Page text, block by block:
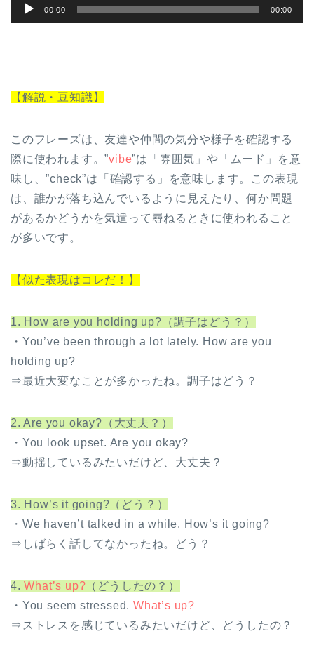
声
ヤ
00:00 00:00
【解説・豆知識】
このフレーズは、友達や仲間の気分や様子を確認する
際に使われます。”vibe”は「雰囲気」や「ムード」を意
味し、”check”は「確認する」を意味します。この表現
は、誰かが落ち込んでいるように見えたり、何か問題
があるかどうかを気遣って尋ねるときに使われること
が多いです。
【似た表現はコレだ！】
1. How are you holding up?（調子はどう？）
・You’ve been through a lot lately. How are you
holding up?
⇒最近大変なことが多かったね。調子はどう？
2. Are you okay?（大丈夫？）
・You look upset. Are you okay?
⇒動揺しているみたいだけど、大丈夫？
3. How’s it going?（どう？）
・We haven’t talked in a while. How’s it going?
⇒しばらく話してなかったね。どう？
4.What’s up? （どうしたの？）
・You seem stressed.What’s up?
⇒ストレスを感じているみたいだけど、どうしたの？